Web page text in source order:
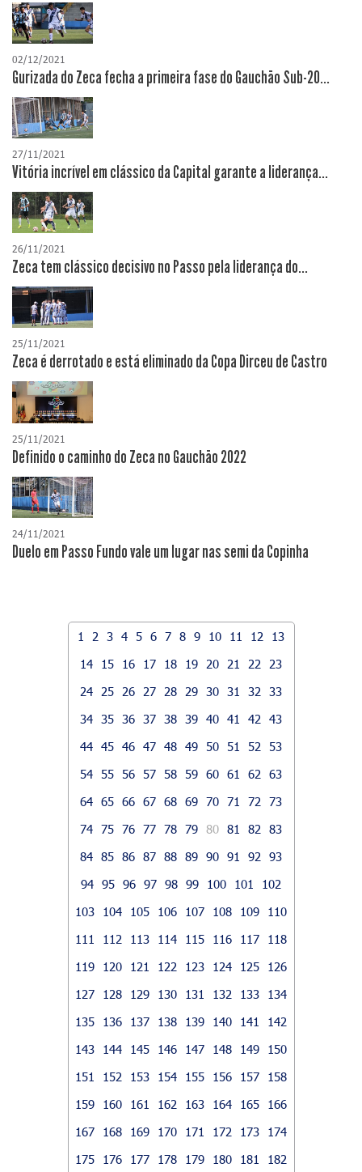
02/12/2021
Gurizada do Zeca fecha a primeira fase do Gauchão Sub-20...
27/11/2021
Vitória incrível em clássico da Capital garante a liderança...
26/11/2021
Zeca tem clássico decisivo no Passo pela liderança do...
25/11/2021
Zeca é derrotado e está eliminado da Copa Dirceu de Castro
25/11/2021
Definido o caminho do Zeca no Gauchão 2022
24/11/2021
Duelo em Passo Fundo vale um lugar nas semi da Copinha
1 2 3 4 5 6 7 8 9 10 11 12
13
14
15 16 17 18 19 20 21 22
23
24
25 26 27 28 29 30 31 32
33
34 35 36 37 38 39 40 41 42
43
44 45 46 47 48 49 50 51 52
53
54 55 56 57 58 59 60 61 62
63
64 65 66 67 68 69 70 71 72
73
74 75 76 77 78 79 80 81 82
83
84 85 86 87 88 89 90 91 92
93
94 95 96 97 98 99 100 101
102
103
104 105 106 107 108 109
110
111
112 113 114 115 116 117
118
119
120 121 122 123 124 125
126
127
128 129 130 131 132 133
134
135
136 137 138 139 140 141
142
143
144 145 146 147 148 149
150
151
152 153 154 155 156 157
158
159
160 161 162 163 164 165
166
167
168 169 170 171 172 173
174
175
176 177 178 179 180 181
182